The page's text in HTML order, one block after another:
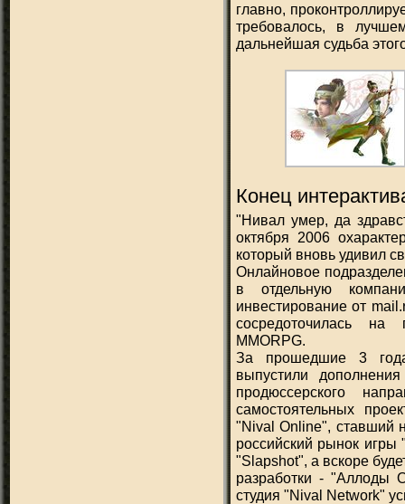
главно,
требовалось, в
дальнейшая судьба
Конец
"Нивал умер, да
октября 2006
который вновь удивил
Онлайновое
в отдельную
инвестирование от
сосредоточилась на
MMORPG.
За прошедшие 3
выпустили
продюссерского
самостоятельных
"Nival Online", ставший
российский рынок
"Slapshot", а вскоре
разработки - "Аллоды
студия "Nival Network"